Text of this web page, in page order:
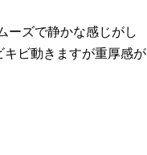
ーズで静かな感じがし
ビ動きますが重厚感が